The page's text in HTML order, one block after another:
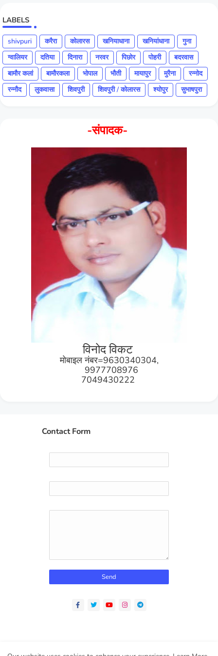
LABELS
shivpuri करैरा कोलारस खनियाधाना खनियांधाना
गुना
ग्वालियर
दतिया दिनारा नरवर पिछोर पोहरी
बदरवास
बामौर कलां
बामौरकला भोपाल भौती मायापुर मुरैना
रन्नोद
रन्नौद
लुकवासा शिवपुरी शिवपुरी / कोलारस श्योपुर सुभाषपुरा
-संपादक-
विनोद विकट
मोबाइल नंबर=9630340304,
9977708976
7049430222
Contact Form